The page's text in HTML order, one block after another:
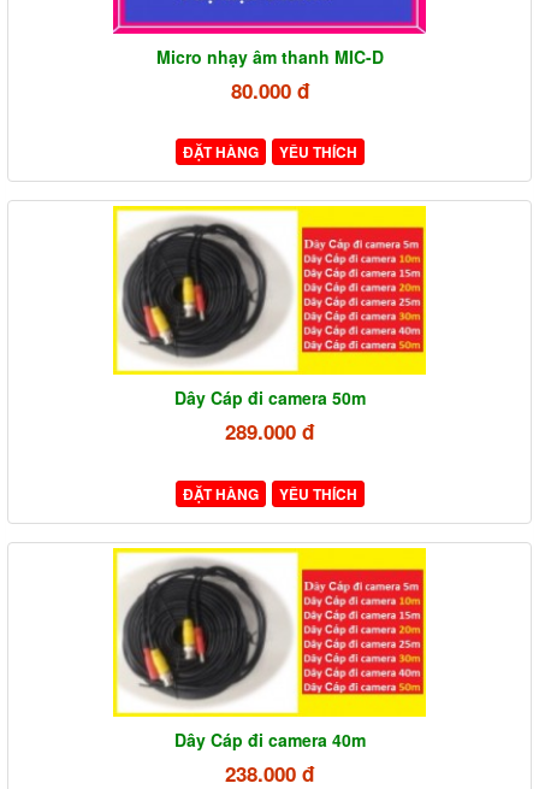
Micro nhạy âm thanh MIC-D
80.000 đ
ĐẶT HÀNG YÊU THÍCH
Dây Cáp đi camera 50m
289.000 đ
ĐẶT HÀNG YÊU THÍCH
Dây Cáp đi camera 40m
238.000 đ